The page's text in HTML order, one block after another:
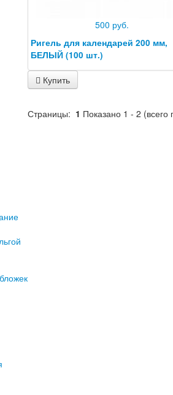
500 руб.
Ригель для календарей 200 мм,
БЕЛЫЙ (100 шт.)
Купить
Страницы: 1 Показано 1 -2